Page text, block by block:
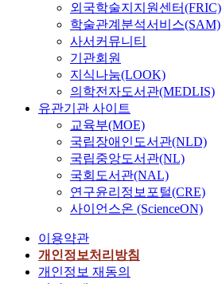
외국학술지지원센터(FRIC)
학술관계분석서비스(SAM)
사서커뮤니티
기관회원
지식나눔(LOOK)
의학전자도서관(MEDLIS)
유관기관 사이트
교육부(MOE)
국립장애인도서관(NLD)
국립중앙도서관(NL)
국회도서관(NAL)
연구윤리정보포털(CRE)
사이언스온 (ScienceON)
이용약관
개인정보처리방침
개인정보 재동의